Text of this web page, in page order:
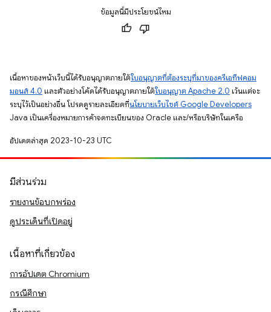
ข้อมูลนี้มีประโยชน์ไหม
เนื้อหาของหน้าเว็บนี้ได้รับอนุญาตภายใต้ใบอนุญาตที่ต้องระบุที่มาของครีเอทีฟคอม
มอนส์ 4.0 และตัวอย่างโค้ดได้รับอนุญาตภายใต้ใบอนุญาต Apache 2.0 เว้นแต่จะ
ระบุไว้เป็นอย่างอื่น โปรดดูรายละเอียดที่นโยบายเว็บไซต์ Google Developers
Java เป็นเครื่องหมายการค้าจดทะเบียนของ Oracle และ/หรือบริษัทในเครือ
อัปเดตล่าสุด 2023-10-23 UTC
มีส่วนร่วม
รายงานข้อบกพร่อง
ดูประเด็นที่เปิดอยู่
เนื้อหาที่เกี่ยวข้อง
การอัปเดต Chromium
กรณีศึกษา